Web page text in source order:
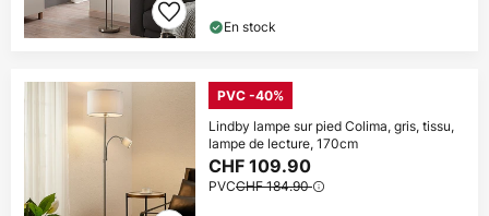
En stock
PVC -40%
Lindby lampe sur pied Colima, gris, tissu,
lampe de lecture, 170cm
CHF 109.90
PVCCHF 184.90